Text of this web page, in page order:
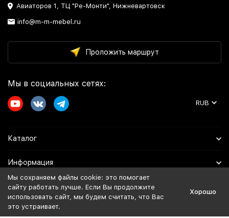
Авиаторов 1, ТЦ "Ре-Монти", Нижневартовск
info@m-m-mebel.ru
Проложить маршрут
Мы в социальных сетях:
RUB
Каталог
Информация
Помощь
Мы сохраняем файлы cookie: это помогает
сайту работать лучше. Если Вы продолжите
использовать сайт, мы будем считать, что Вас
это устраивает.
Хорошо